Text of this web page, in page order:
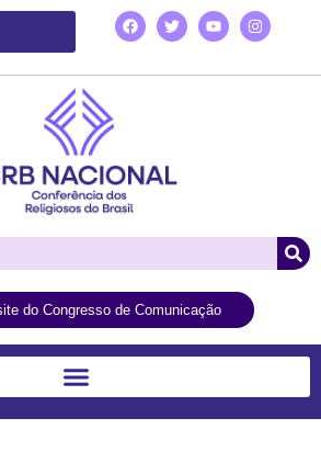
do Congresso de Comunicação